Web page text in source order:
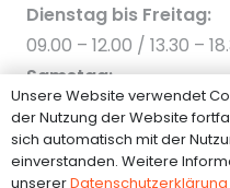
Dienstag bis Freitag:
09.00 – 12.00 / 13.30 –
Samstag:
09.00 – 12.00 / 13.00 –
© Copyright 2020
Unsere Website verwendet
der Nutzung der Website
sich automatisch mit der
einverstanden. Weitere
unsererDatenschutzerklärung